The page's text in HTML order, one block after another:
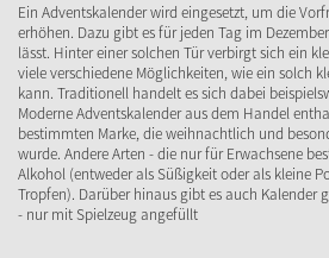
Ein Adventskalender wird eingesetzt, um die
erhöhen. Dazu gibt es für jeden Tag im
lässt. Hinter einer solchen Tür verbirgt sich ein
viele verschiedene Möglichkeiten, wie ein solch
kann. Traditionell handelt es sich dabei
Moderne Adventskalender aus dem Handel
bestimmten Marke, die weihnachtlich und
wurde. Andere Arten - die nur für Erwachsene
Alkohol (entweder als Süßigkeit oder als kleine
Tropfen). Darüber hinaus gibt es auch Kalender
- nur mit Spielzeug angefüllt